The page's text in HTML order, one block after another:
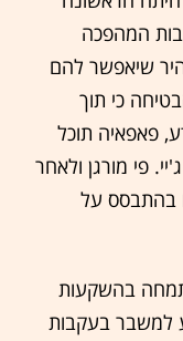
המהפכה
שיאפשר להם
כי תוך
פאפאיה תוכל
פי מורגן ולאחר
בהתבסס על
בהשקעות
למשבר בעקבות